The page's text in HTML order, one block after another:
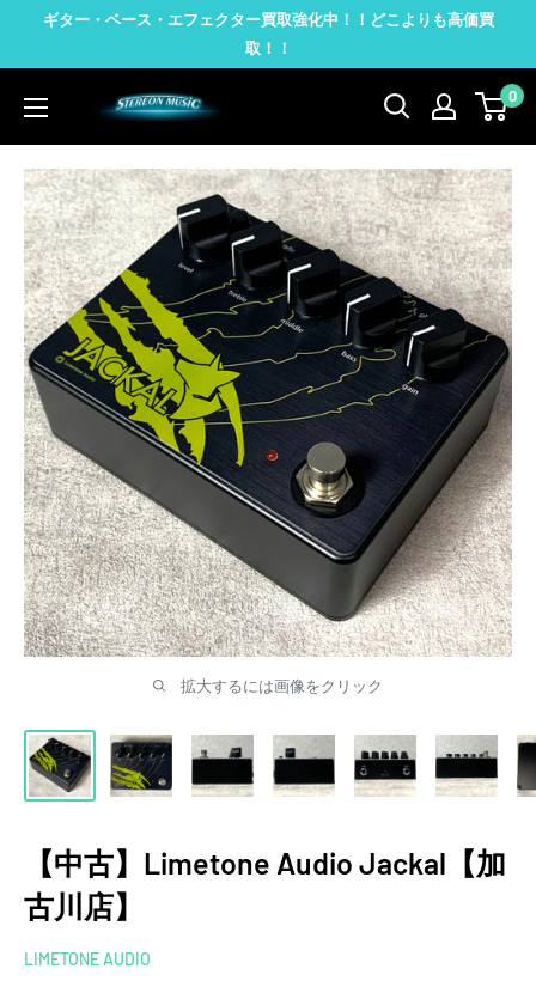
ツ
ギター・ベース・エフェクター買取強化中！！どこよりも高価買
取！！
STEREON
MUSIC
0
拡大するには画像をクリック
【中古】Limetone Audio Jackal【加
古川店】
LIMETONE AUDIO